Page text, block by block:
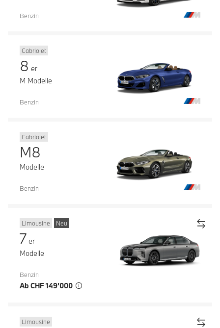
Benzin
Cabriolet
8 er
M Modelle
Benzin
Cabriolet
M8
Modelle
Benzin
Limousine Neu
7 er
Modelle
Benzin
Ab CHF 149’000
Limousine